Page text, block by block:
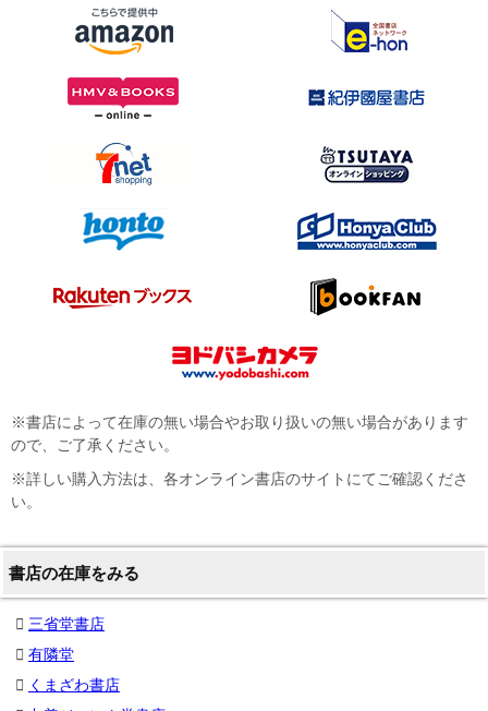
※書店によって在庫の無い場合やお取り扱いの無い場合があります
ので、ご了承ください。
※詳しい購入方法は、各オンライン書店のサイトにてご確認くださ
い。
書店の在庫をみる
三省堂書店
有隣堂
くまざわ書店